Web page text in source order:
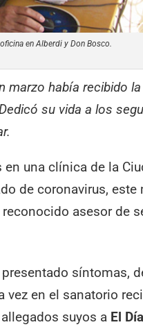
en Alberdi y Don Bosco.
marzo había recibido
su vida a los
una clínica de la
de coronavirus, este
asesor de
síntomas,
vez en el sanatorio
suyos a El